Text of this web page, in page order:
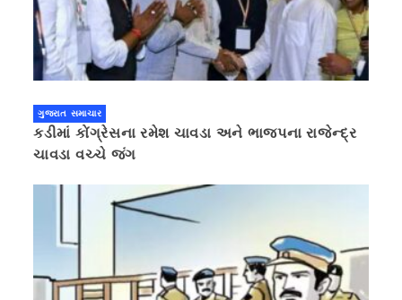
ગુજરાત સમાચાર
કડીમાં કોંગ્રેસના રમેશ ચાવડા અને ભાજપના રાજેન્દ્ર
ચાવડા વચ્ચે જંગ